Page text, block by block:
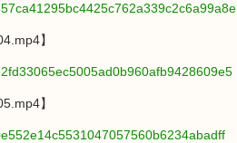
】
】